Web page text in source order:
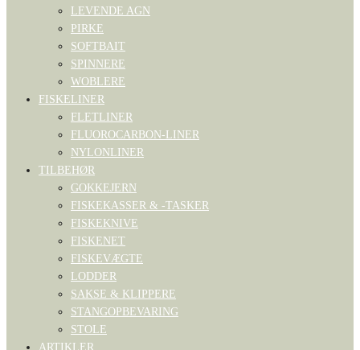
LEVENDE AGN
PIRKE
SOFTBAIT
SPINNERE
WOBLERE
FISKELINER
FLETLINER
FLUOROCARBON-LINER
NYLONLINER
TILBEHØR
GOKKEJERN
FISKEKASSER & -TASKER
FISKEKNIVE
FISKENET
FISKEVÆGTE
LODDER
SAKSE & KLIPPERE
STANGOPBEVARING
STOLE
ARTIKLER